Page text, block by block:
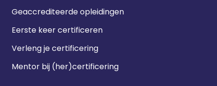
Geaccrediteerde opleidingen
Eerste keer certificeren
Verleng je certificering
Mentor bij (her)certificering